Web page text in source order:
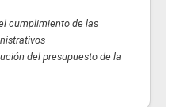
cumplimiento de las
del presupuesto de la